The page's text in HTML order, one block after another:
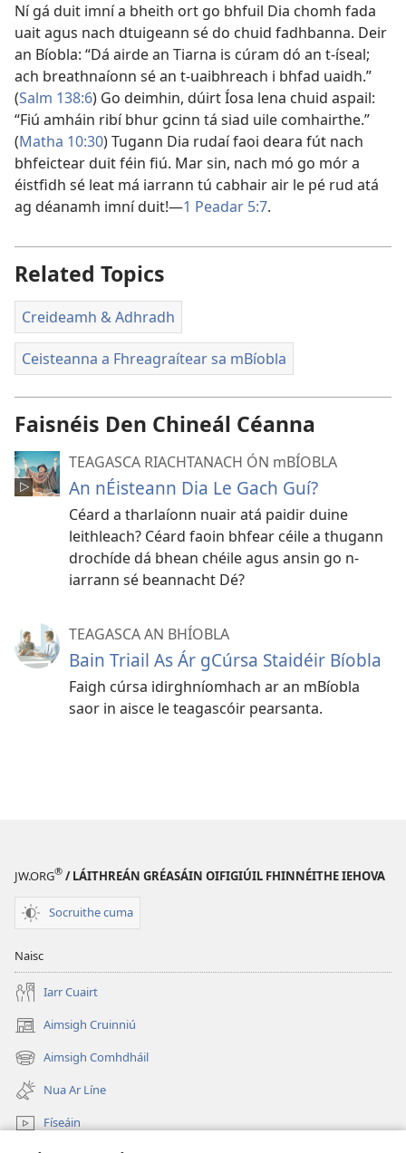
Ní gá duit imní a bheith ort go bhfuil Dia chomh fada
uait agus nach dtuigeann sé do chuid fadhbanna. Deir
an Bíobla: “Dá airde an Tiarna is cúram dó an t-íseal;
ach breathnaíonn sé an t-uaibhreach i bhfad uaidh.”
(Salm 138:6) Go deimhin, dúirt Íosa lena chuid aspail:
“Fiú amháin ribí bhur gcinn tá siad uile comhairthe.”
(Matha 10:30) Tugann Dia rudaí faoi deara fút nach
bhfeictear duit féin fiú. Mar sin, nach mó go mór a
éistfidh sé leat má iarrann tú cabhair air le pé rud atá
ag déanamh imní duit!—1 Peadar 5:7.
Related Topics
Creideamh & Adhradh
Ceisteanna a Fhreagraítear sa mBíobla
Faisnéis Den Chineál Céanna
TEAGASCA RIACHTANACH ÓN mBÍOBLA
An nÉisteann Dia Le Gach Guí?
Céard a tharlaíonn nuair atá paidir duine
leithleach? Céard faoin bhfear céile a thugann
drochíde dá bhean chéile agus ansin go n-
iarrann sé beannacht Dé?
TEAGASCA AN BHÍOBLA
Bain Triail As Ár gCúrsa Staidéir Bíobla
Faigh cúrsa idirghníomhach ar an mBíobla
saor in aisce le teagascóir pearsanta.
JW.ORG® / LÁITHREÁN GRÉASÁIN OIFIGIÚIL FHINNÉITHE IEHOVA
Socruithe cuma
Naisc
Iarr Cuairt
Aimsigh Cruinniú
(opens
new
window)
Aimsigh Comhdháil
(opens
new
window)
Nua Ar Líne
Físeáin